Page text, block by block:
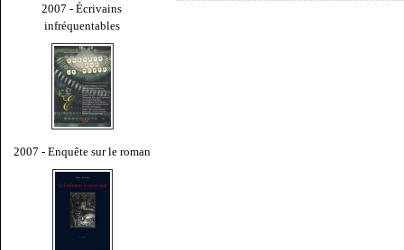
2007 - Écrivains
infréquentables
2007 - Enquête sur le roman